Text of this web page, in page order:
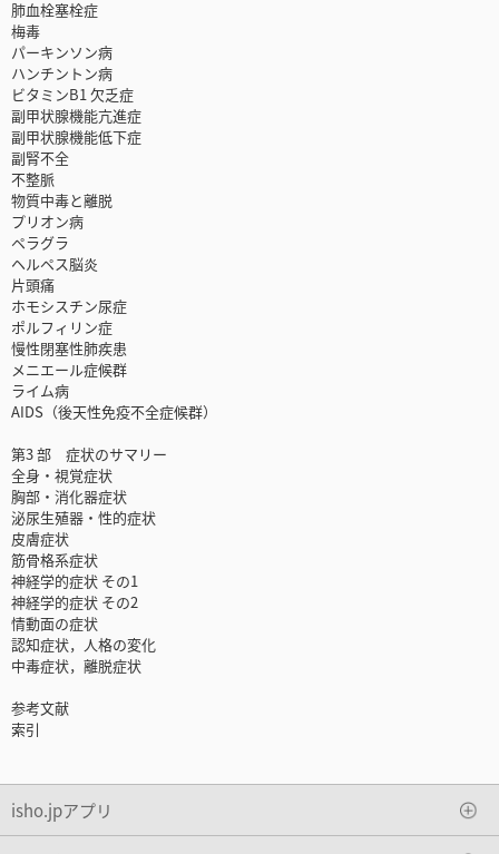
肺血栓塞栓症
梅毒
パーキンソン病
ハンチントン病
ビタミンB1 欠乏症
副甲状腺機能亢進症
副甲状腺機能低下症
副腎不全
不整脈
物質中毒と離脱
プリオン病
ペラグラ
ヘルペス脳炎
片頭痛
ホモシスチン尿症
ポルフィリン症
慢性閉塞性肺疾患
メニエール症候群
ライム病
AIDS（後天性免疫不全症候群）
第3 部 症状のサマリー
全身・視覚症状
胸部・消化器症状
泌尿生殖器・性的症状
皮膚症状
筋骨格系症状
神経学的症状 その1
神経学的症状 その2
情動面の症状
認知症状，人格の変化
中毒症状，離脱症状
参考文献
索引
isho.jpアプリ